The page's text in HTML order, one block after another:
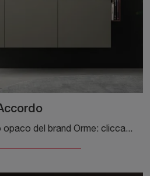
Mobili giorno in laccato opaco del brand Orme: clicca e scopri il modello Accordo tra le più originali soluzioni per il living.